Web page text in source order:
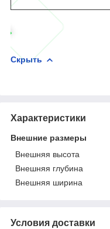
Скрыть
Характеристики
Внешние размеры
Внешняя высота
Внешняя глубина
Внешняя ширина
Условия доставки